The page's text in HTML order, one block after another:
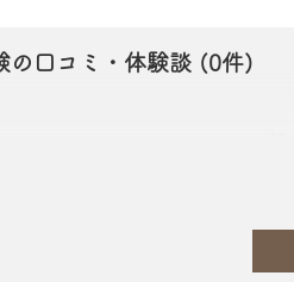
の口コミ・体験談 (0件)